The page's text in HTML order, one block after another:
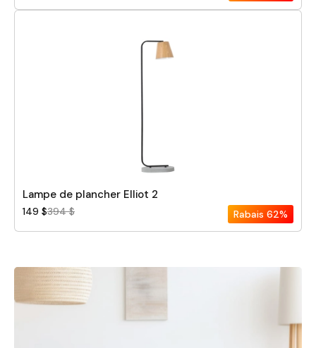
Lampe de plancher Elliot 2
149 $394 $ Rabais 62%